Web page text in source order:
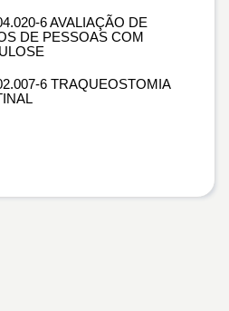
6 AVALIAÇÃO DE
DE PESSOAS COM
6 TRAQUEOSTOMIA